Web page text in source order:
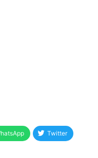
Twitter